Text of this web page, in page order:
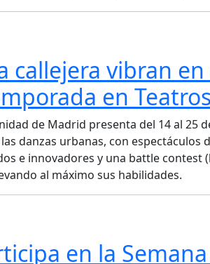
callejera vibran
en
de Madrid presenta del 14 al 25
danzas urbanas, con espectáculos
e innovadores y una battle contest
al máximo sus habilidades.
en la